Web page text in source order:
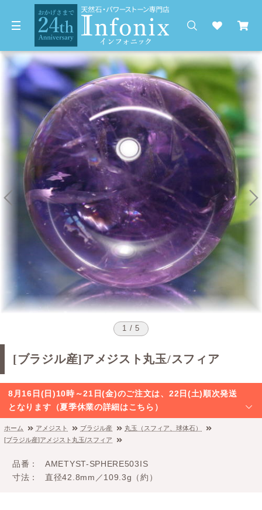
1 / 5
[ブラジル産]アメジスト丸玉/スフィア
8月16日(日)10時～21日(金)のご注文は、22日(土)順次発送
となります（夏季休業の詳細はこちら）
ホーム アメジスト ブラジル産
丸玉（スフィア、球体石）
[ブラジル産]アメジスト丸玉/スフィア
品番
AMETYST-SPHERE503IS
寸法
直径42.8mm／109.3g（約）